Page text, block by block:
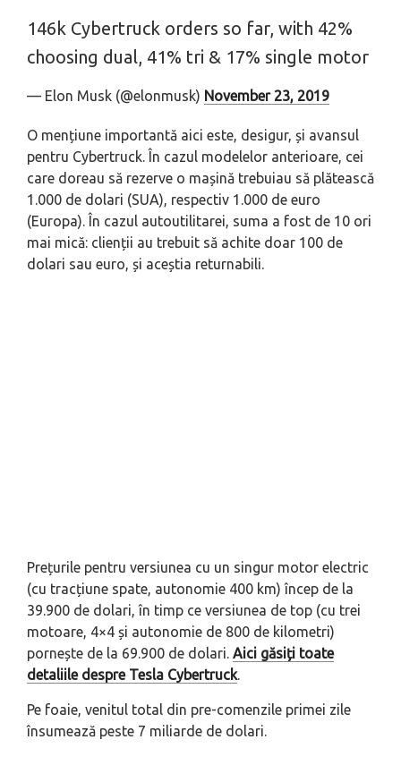
146k Cybertruck orders so far, with 42%
choosing dual, 41% tri & 17% single motor
— Elon Musk (@elonmusk) November 23, 2019
O mențiune importantă aici este, desigur, și avansul
pentru Cybertruck. În cazul modelelor anterioare, cei
care doreau să rezerve o mașină trebuiau să plătească
1.000 de dolari (SUA), respectiv 1.000 de euro
(Europa). În cazul autoutilitarei, suma a fost de 10 ori
mai mică: clienții au trebuit să achite doar 100 de
dolari sau euro, și aceștia returnabili.
Prețurile pentru versiunea cu un singur motor electric
(cu tracțiune spate, autonomie 400 km) încep de la
39.900 de dolari, în timp ce versiunea de top (cu trei
motoare, 4×4 și autonomie de 800 de kilometri)
pornește de la 69.900 de dolari. Aici găsiți toate
detaliile despre Tesla Cybertruck.
Pe foaie, venitul total din pre-comenzile primei zile
însumează peste 7 miliarde de dolari.